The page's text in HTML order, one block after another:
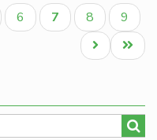
de
Paĝo
6
Aktuala
paĝo
7 Paĝo
8 Paĝo
9
Last
page
Next
page